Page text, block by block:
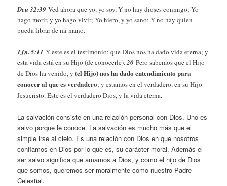
Deu 32:39Ved ahora que yo, yo soy, Y no hay dioses conmigo; Yo
hago morir, y yo hago vivir; Yo hiero, y yo sano; Y no hay quien
pueda librar de mi mano.
1Jn. 5:11Y este es el testimonio: que Dios nos ha dado vida eterna; y
esta vida está en su Hijo (de conocerle).20Pero sabemos que el Hijo
de Dios ha venido, y(el Hijo) nos ha dado entendimiento para
conocer al que es verdadero; y estamos en el verdadero, en su Hijo
Jesucristo. Este es el verdadero Dios, y la vida eterna.
La salvación consiste en una relación personal con Dios. Uno es
salvo porque le conoce. La salvación es mucho más que el
simple irse al cielo. Es una relación con Dios en que nosotros
confiamos en Dios por lo que es, su carácter moral. Además el
ser salvo significa que amamos a Dios, y como el hijo de Dios
que somos, queremos ser moralmente como nuestro Padre
Celestial.